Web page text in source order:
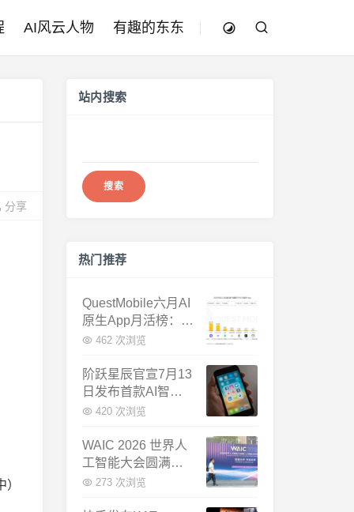
AI风云人物 有趣的东东
分享
站内搜索
热门推荐
QuestMobile六月AI
原生App月活榜：豆
包3.8亿断层第一，
倍
462 次浏览
阶跃星辰官宣7月13
日发布首款AI智能
体终端：大模型公
420 次浏览
WAIC 2026 世界人
工智能大会圆满闭
幕：多项重磅成果
273 次浏览